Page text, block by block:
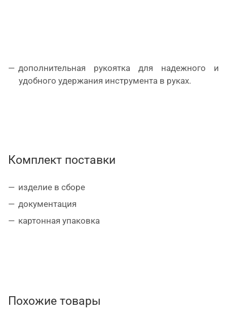
дополнительная рукоятка для надежного и
удобного удержания инструмента в руках.
Комплект поставки
изделие в сборе
документация
картонная упаковка
Похожие товары